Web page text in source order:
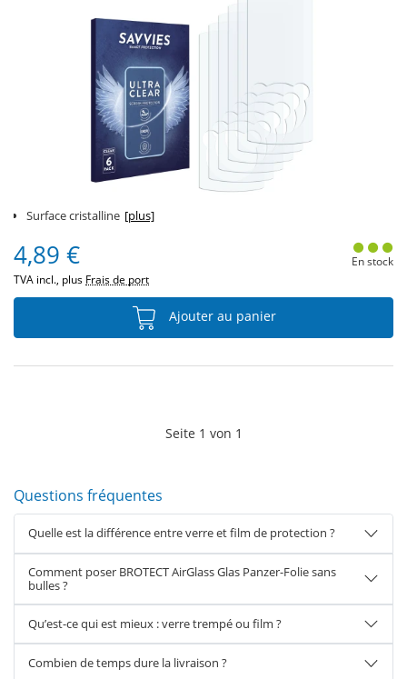
Surface cristalline [plus]
4,89 €
TVA incl., plus Frais de port
En stock
Ajouter au panier
Seite 1 von 1
Questions fréquentes
Quelle est la différence entre verre et film de protection ?
Comment poser BROTECT AirGlass Glas Panzer-Folie sans
bulles ?
Qu’est-ce qui est mieux : verre trempé ou film ?
Combien de temps dure la livraison ?